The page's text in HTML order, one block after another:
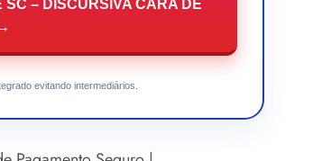
– DISCURSIVA CARA DE
evitando intermediários.